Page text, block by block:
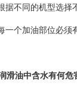
据不同的机型选择
一个加油部位必须
滑油中含水有何危